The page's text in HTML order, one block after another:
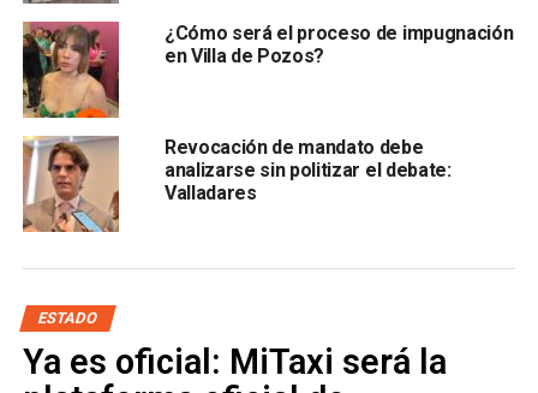
retroactiva sobre el mandato actualmente en curso
del gobernador Ricardo Gallardo Cardona.
¿Cómo será el proceso de impugnación
en Villa de Pozos?
Revocación de mandato debe
analizarse sin politizar el debate:
Valladares
ESTADO
Ya es oficial: MiTaxi será la